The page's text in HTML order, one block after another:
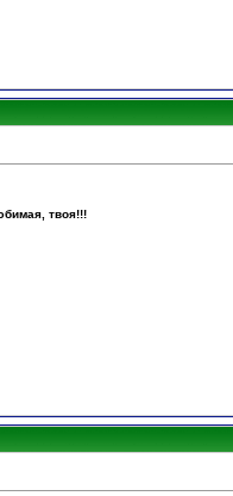
твоя!!!